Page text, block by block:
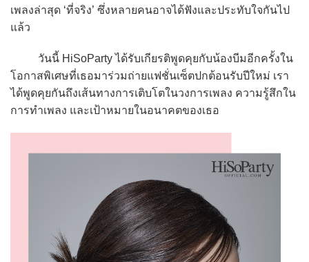
เพลงล่าสุด ‘ที่จริง’ ซึ่งหลายคนอาจได้ฟังและประทับใจกันไป
แล้ว
วันนี้ HiSoParty ได้รับเกียรติพูดคุยกับน้องบีมอีกครั้งใน
โอกาสพิเศษที่เธอมาร่วมถ่ายแฟชั่นเซ็ตปกต้อนรับปีใหม่ เรา
ได้พูดคุยกันถึงเส้นทางการเติบโตในวงการเพลง ความรู้สึกใน
การทำเพลง และเป้าหมายในอนาคตของเธอ